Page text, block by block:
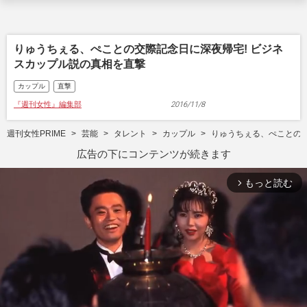
りゅうちぇる、ぺことの交際記念日に深夜帰宅! ビジネ
スカップル説の真相を直撃
カップル 直撃
『週刊女性』編集部 2016/11/8
週刊女性PRIME 芸能 タレント カップル りゅうちぇる、ぺことの
広告の下にコンテンツが続きます
arrow_forward_ios もっと読む